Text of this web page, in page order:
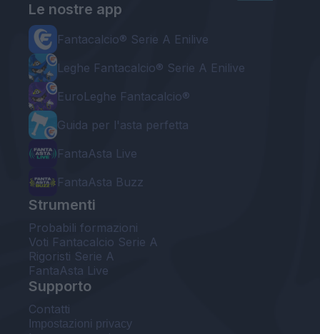
Le nostre app
Fantacalcio® Serie A Enilive
Leghe Fantacalcio® Serie A Enilive
EuroLeghe Fantacalcio®
Guida per l'asta perfetta
FantaAsta Live
FantaAsta Buzz
Strumenti
Probabili formazioni
Voti Fantacalcio Serie A
Rigoristi Serie A
FantaAsta Live
Supporto
Contatti
Impostazioni privacy